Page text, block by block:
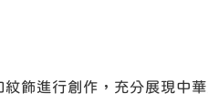
飾進行創作，充分展現中